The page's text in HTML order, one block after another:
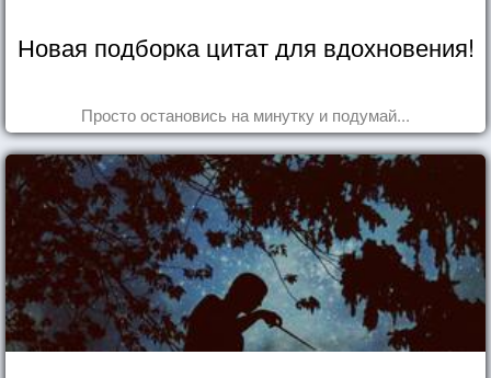
Новая подборка цитат для вдохновения!
Просто остановись на минутку и подумай...